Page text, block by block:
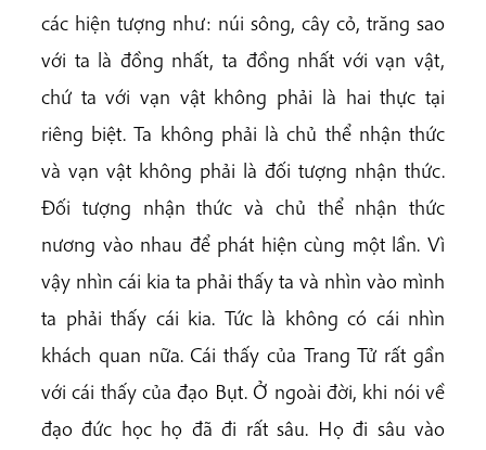
các hiện tượng như: núi sông, cây cỏ, trăng sao
với ta là đồng nhất, ta đồng nhất với vạn vật,
chứ ta với vạn vật không phải là hai thực tại
riêng biệt. Ta không phải là chủ thể nhận thức
và vạn vật không phải là đối tượng nhận thức.
Đối tượng nhận thức và chủ thể nhận thức
nương vào nhau để phát hiện cùng một lần. Vì
vậy nhìn cái kia ta phải thấy ta và nhìn vào mình
ta phải thấy cái kia. Tức là không có cái nhìn
khách quan nữa. Cái thấy của Trang Tử rất gần
với cái thấy của đạo Bụt. Ở ngoài đời, khi nói về
đạo đức học họ đã đi rất sâu. Họ đi sâu vào